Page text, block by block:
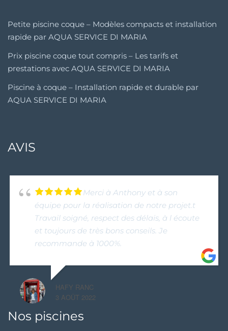
Petite piscine coque – Modèles compacts et installation
rapide par AQUA SERVICE DI MARIA
Prix piscine coque tout compris – Les tarifs et
prestations avec AQUA SERVICE DI MARIA
Piscine à coque – Installation rapide et durable par
AQUA SERVICE DI MARIA
AVIS
Merci à Anthony et à son
équipe pour la réalisation de notre projet.t
Travail soigné, respect des délais, à l écoute
et toujours de très bons conseils. Je
recommande à 1000%.
HAFY RANC
3 AOÛT 2022
Nos piscines